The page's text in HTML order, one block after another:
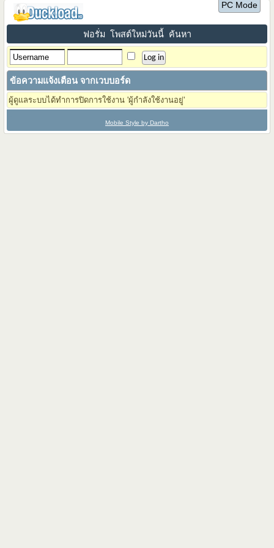
PC Mode
ฟอรั่ม โพสต์ใหม่วันนี้ ค้นหา
ข้อความแจ้งเตือน จากเวบบอร์ด
ผู้ดูแลระบบได้ทำการปิดการใช้งาน 'ผู้กำลังใช้งานอยู่'
Mobile Style by Dartho